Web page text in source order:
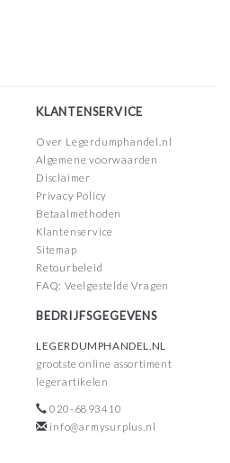
KLANTENSERVICE
Over Legerdumphandel.nl
Algemene voorwaarden
Disclaimer
Privacy Policy
Betaalmethoden
Klantenservice
Sitemap
Retourbeleid
FAQ: Veelgestelde Vragen
BEDRIJFSGEGEVENS
LEGERDUMPHANDEL.NL
grootste online assortiment
legerartikelen
020-6893410
info@armysurplus.nl